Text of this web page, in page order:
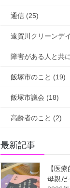
通信 (25)
遠賀川クリーンデ
障害がある人と共
飯塚市のこと (19)
飯塚市議会 (18)
高齢者のこと (2)
最新記事
【医
母親だ